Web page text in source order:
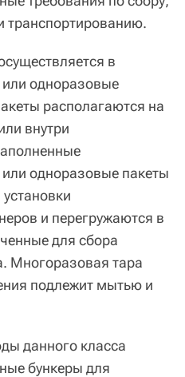
транспортированию.
в
одноразовые
располагаются на
внутри
одноразовые пакеты
и перегружаются в
для сбора
Многоразовая тара
подлежит мытью и
данного класса
бункеры для